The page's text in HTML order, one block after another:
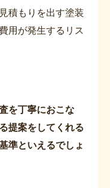
積もりを出す塗装
用が発生するリス
を丁寧におこな
提案をしてくれる
準といえるでしょ